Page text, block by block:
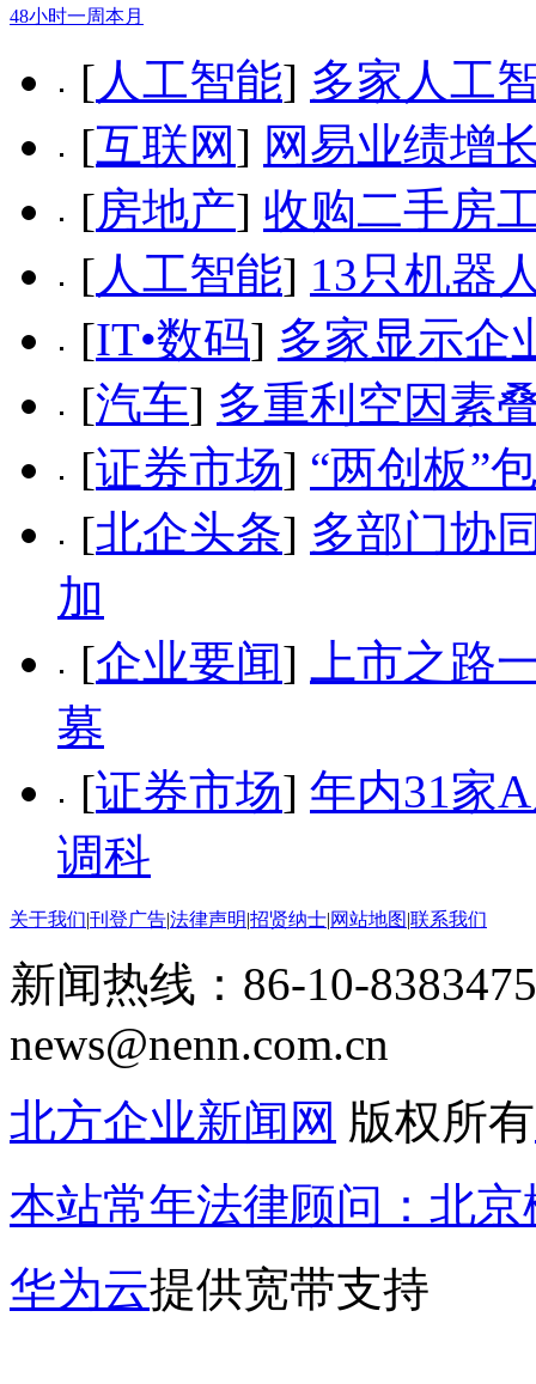
48小时一周本月
[人工智能] 多家人工
[互联网] 网易业绩增
[房地产] 收购二手房
[人工智能] 13只机器
[IT•数码] 多家显示企
[汽车] 多重利空因素
[证券市场] “两创板”
[北企头条] 多部门协
加
[企业要闻]
上市之路
募
[证券市场] 年内31家
调科
关于我们|刊登广告|法律声明|招贤纳士|网站地图|联系我们
新闻热线：86-10-
news@nenn.com.cn
北方企业新闻网 版权所有
本站常年法律顾问：北
华为云提供宽带支持